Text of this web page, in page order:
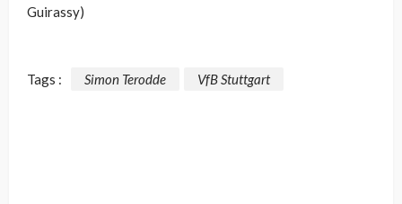
Guirassy)
Tags : Simon Terodde VfB Stuttgart